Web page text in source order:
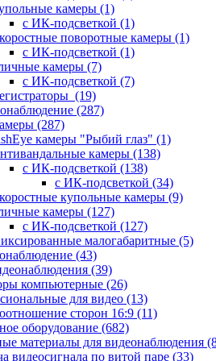
камеры (1)
с ИК-подсветкой (1)
поворотные камеры (1)
с ИК-подсветкой (1)
камеры (7)
с ИК-подсветкой (7)
(19)
(287)
(287)
камеры "Рыбий глаз" (1)
камеры (138)
с ИК-подсветкой (138)
с ИК-подсветкой (34)
купольные камеры (9)
камеры (127)
с ИК-подсветкой (127)
малогабаритные (5)
(43)
(39)
компьютерные (26)
для видео (13)
сторон 16:9 (11)
оборудование (682)
материалы для видеонаблюдения
видеосигнала по витой паре (33)